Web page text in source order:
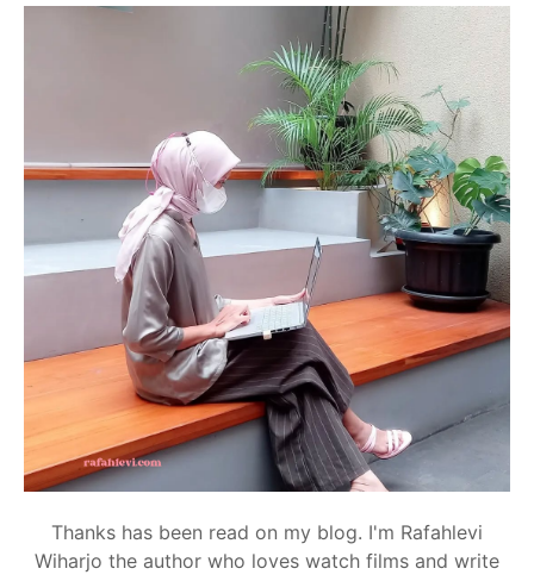
Thanks has been read on my blog. I'm Rafahlevi
Wiharjo the author who loves watch films and write